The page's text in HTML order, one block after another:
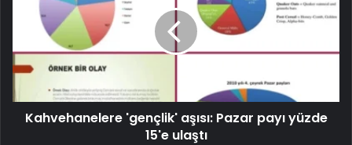
Kahvehanelere 'gençlik' aşısı: Pazar payı yüzde
15'e ulaştı